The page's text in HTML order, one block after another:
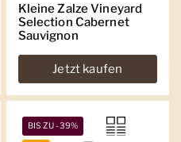
Kleine Zalze Vineyard
Selection Cabernet
Sauvignon
Jetzt kaufen
BIS ZU -39%